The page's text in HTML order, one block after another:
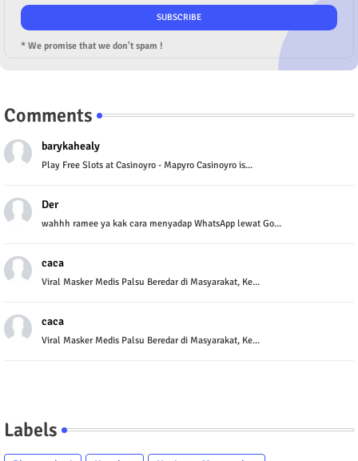
* We promise that we don't spam !
Comments
barykahealy
Play Free Slots at Casinoyro - Mapyro Casinoyro is...
Der
wahhh ramee ya kak cara menyadap WhatsApp lewat Go...
caca
Viral Masker Medis Palsu Beredar di Masyarakat, Ke...
caca
Viral Masker Medis Palsu Beredar di Masyarakat, Ke...
Labels